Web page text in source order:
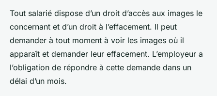
Tout salarié dispose d’un droit d’accès aux images le
concernant et d’un droit à l’effacement. Il peut
demander à tout moment à voir les images où il
apparaît et demander leur effacement. L’employeur a
l’obligation de répondre à cette demande dans un
délai d’un mois.